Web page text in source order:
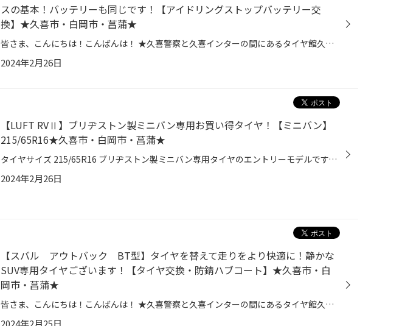
スの基本！バッテリーも同じです！【アイドリングストップバッテリー交
換】★久喜市・白岡市・菖蒲★
皆さま、こんにちは！こんばんは！ ★久喜警察と久喜インターの間にあるタイヤ館久喜です★ いつも当店WEBをご覧いただきありがとうございます！ ーーーーーーーーーーーーーーーーーーーーーーーーーーーーーーーーーーーーーーーーーー お客様のお車【 スバル：インプレッサスポーツ 】にて アイド...
2024年2月26日
【LUFT RVⅡ】ブリヂストン製ミニバン専用お買い得タイヤ！【ミニバン】
215/65R16★久喜市・白岡市・菖蒲★
タイヤサイズ 215/65R16 ブリヂストン製ミニバン専用タイヤのエントリーモデルです。 燃費、走行安定性、排水性能、ライフのバランスが良く、 コストパフォーマンスに優れます。 ＊お取り寄せとなる場合がございます。 他にも… ブリヂストンオンラインストアでは、様々なタイヤをご購入いただけます...
2024年2月26日
【スバル アウトバック BT型】タイヤを替えて走りをより快適に！静かな
SUV専用タイヤございます！【タイヤ交換・防錆ハブコート】★久喜市・白
岡市・菖蒲★
皆さま、こんにちは！こんばんは！ ★久喜警察と久喜インターの間にあるタイヤ館久喜です★ いつも当店WEBをご覧いただきありがとうございます！ ★イベントの詳細はこちら！ ーーーーーーーーーーーーーーーーーーーーーーーーーーーーーーーーーーーーーーーーーー お客様のお車【 スバル：アウトバ...